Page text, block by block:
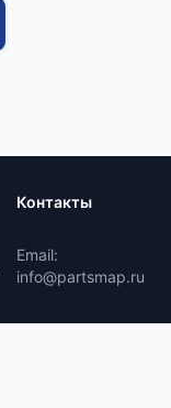
Контакты
Email:
info@partsmap.ru